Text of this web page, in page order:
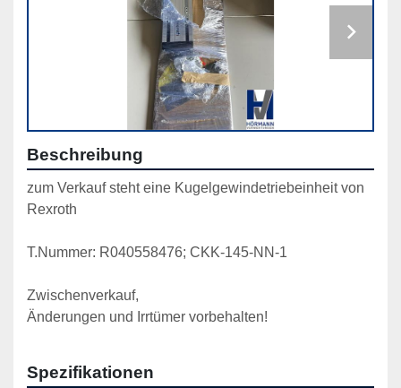
Beschreibung
zum Verkauf steht eine Kugelgewindetriebeinheit von
Rexroth
T.Nummer: R040558476; CKK-145-NN-1
Zwischenverkauf,
Änderungen und Irrtümer vorbehalten!
Spezifikationen